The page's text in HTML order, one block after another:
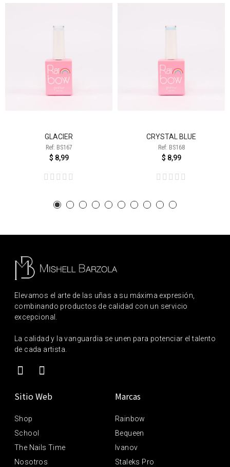
GLACIER
Ref: BS167
$ 8,99
CRYSTAL BLUE
Ref: BS168
$ 8,99
Elevamos el arte de las uñas a su máxima expresión,
combinando productos de calidad con un servicio
excepcional.
La calidad y la vanguardia se unen para potenciar el talento
de cada artista.
Sitio Web
Shop
School
The Nails Time
Nosotros
Marcas
Rainbow
Bequeen
Ivanov
Staleks Pro